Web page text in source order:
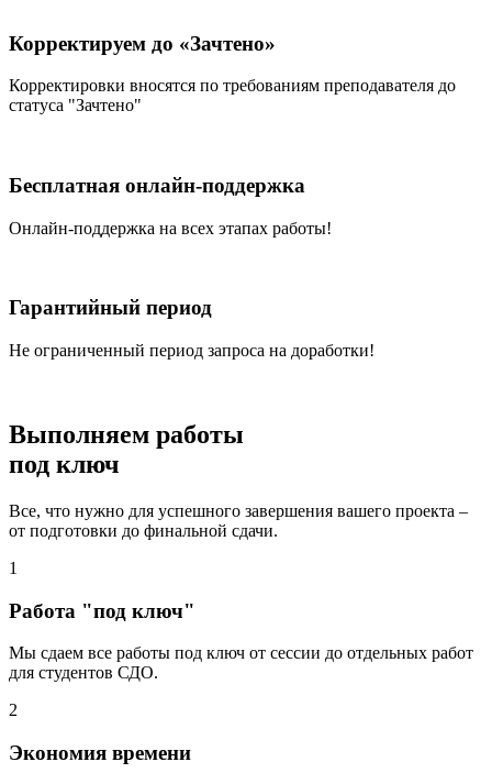
Корректируем до «Зачтено»
Корректировки вносятся по требованиям преподавателя до
статуса "Зачтено"
Бесплатная онлайн-поддержка
Онлайн-поддержка на всех этапах работы!
Гарантийный период
Не ограниченный период запроса на доработки!
Выполняем работы
под ключ
Все, что нужно для успешного завершения вашего проекта –
от подготовки до финальной сдачи.
1
Работа "под ключ"
Мы сдаем все работы под ключ от сессии до отдельных работ
для студентов СДО.
2
Экономия времени